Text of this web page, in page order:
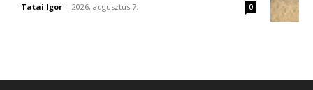
Tatai Igor - 2026, augusztus 7. 0